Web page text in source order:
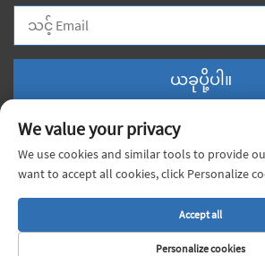
ယခုပို့ပါ။
အခွင့်အရေးများ မူပိုင်ခွင့်ရယူထားပါသည်။ |
We value your privacy
We use cookies and similar tools to provide
want to accept all cookies, click Personalize
Personalize cookies
Accept all